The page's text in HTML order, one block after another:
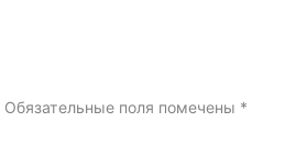
Обязательные поля помечены *